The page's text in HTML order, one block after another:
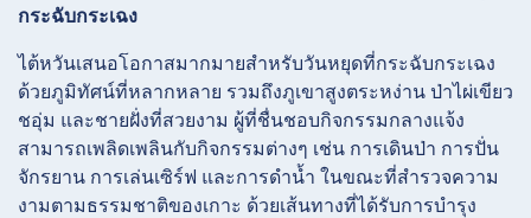
กระฉับกระเฉง
ไต้หวันเสนอโอกาสมากมายสำหรับวันหยุดที่กระฉับกระเฉง
ด้วยภูมิทัศน์ที่หลากหลาย รวมถึงภูเขาสูงตระหง่าน ป่าไผ่เขียว
ชอุ่ม และชายฝั่งที่สวยงาม ผู้ที่ชื่นชอบกิจกรรมกลางแจ้ง
สามารถเพลิดเพลินกับกิจกรรมต่างๆ เช่น การเดินป่า การปั่น
จักรยาน การเล่นเซิร์ฟ และการดำน้ำ ในขณะที่สำรวจความ
งามตามธรรมชาติของเกาะ ด้วยเส้นทางที่ได้รับการบำรุง